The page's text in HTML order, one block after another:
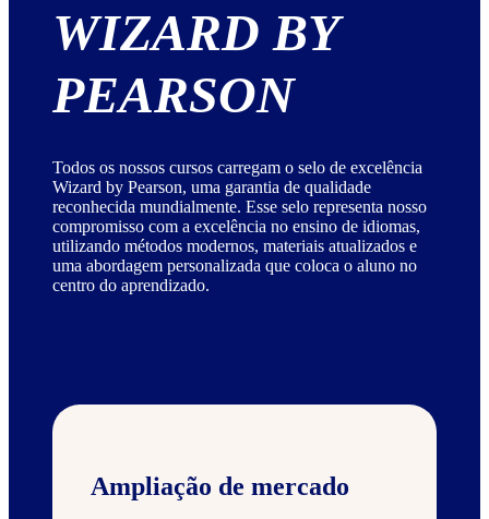
WIZARD BY
PEARSON
Todos os nossos cursos carregam o selo de excelência
Wizard by Pearson, uma garantia de qualidade
reconhecida mundialmente. Esse selo representa nosso
compromisso com a excelência no ensino de idiomas,
utilizando métodos modernos, materiais atualizados e
uma abordagem personalizada que coloca o aluno no
centro do aprendizado.
Ampliação de mercado